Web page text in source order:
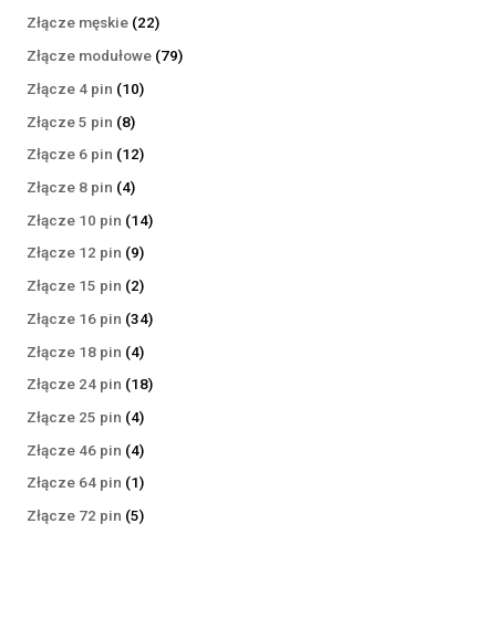
Złącze męskie 2222
produkty
Złącze modułowe 7979
Złącze 4 pin 1010
Złącze 5 pin 88
produktów
Złącze 6 pin 1212
Złącze 8 pin 44
produkty
Złącze 10 pin 1414
Złącze 12 pin 99
produktów
Złącze 15 pin 22
produkty
Złącze 16 pin 3434
Złącze 18 pin 44
produkty
Złącze 24 pin 1818
Złącze 25 pin 44
produkty
Złącze 46 pin 44
produkty
Złącze 64 pin 11
produkt
Złącze 72 pin 55